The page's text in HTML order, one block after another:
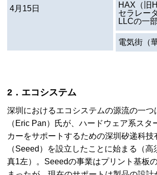
4月15日 HAX （旧
セラレー
LLCの一
電気街（
2．エコシステム
深圳におけるエコシステムの源流の一つ
（Eric Pan）氏が、ハードウェア系スタ
カーをサポートするための深圳矽递科技
（Seeed ）を設立したことに始まる（高
真1左）。 Seeedの事業はプリント基板